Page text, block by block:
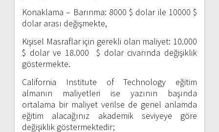
Konaklama – Barınma: 8000 $ dolar ile 10000 $
dolar arası değişmekte,
Kişisel Masraflar için gerekli olan maliyet: 10.000
$ dolar ve 18.000 $ dolar civarında değişiklik
göstermekte.
California Institute of Technology eğitim
almanın maliyetleri ise yazının başında
ortalama bir maliyet verilse de genel anlamda
eğitim alacağınız akademik seviyeye göre
değişiklik göstermektedir;